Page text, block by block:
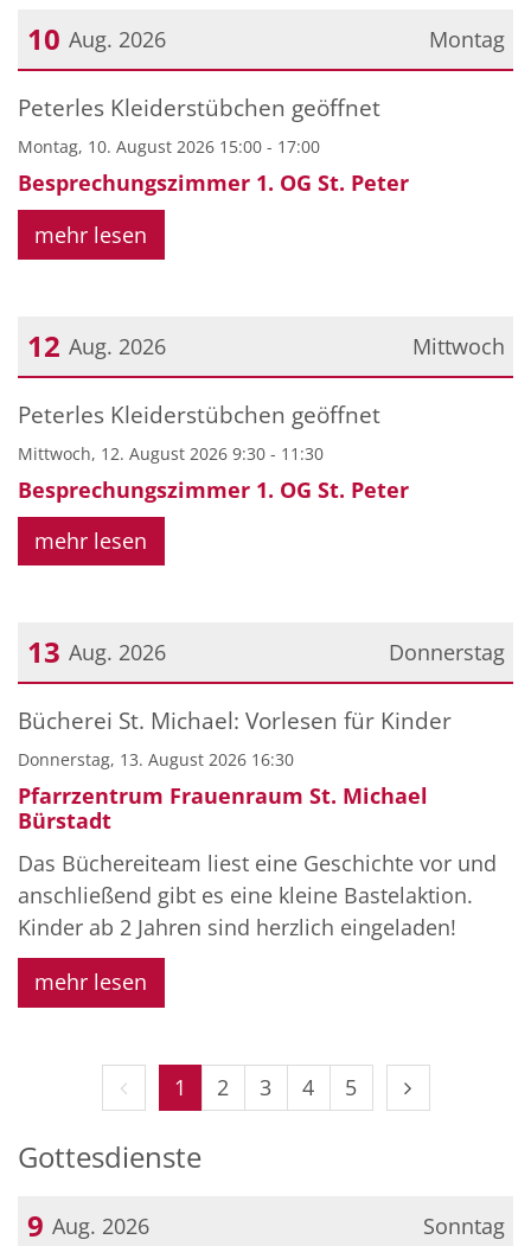
Montag
10 Aug. 2026
Datum: 10. August 2026
Peterles Kleiderstübchen geöffnet
Montag, 10. August 2026 15:00 - 17:00
Besprechungszimmer 1. OG St. Peter
mehr lesen
Mittwoch
12 Aug. 2026
Datum: 12. August 2026
Peterles Kleiderstübchen geöffnet
Mittwoch, 12. August 2026 9:30 - 11:30
Besprechungszimmer 1. OG St. Peter
mehr lesen
Donnerstag
13 Aug. 2026
Datum: 13. August 2026
Bücherei St. Michael: Vorlesen für Kinder
Donnerstag, 13. August 2026 16:30
Pfarrzentrum Frauenraum St. Michael
Bürstadt
Das Büchereiteam liest eine Geschichte vor und
anschließend gibt es eine kleine Bastelaktion.
Kinder ab 2 Jahren sind herzlich eingeladen!
mehr lesen
Vorherige Seite
1 2 3 4 5 Nächste
Gottesdienste
Sonntag
9 Aug. 2026